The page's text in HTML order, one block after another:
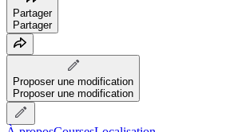
Partager
Partager
Proposer une modification
Proposer une modification